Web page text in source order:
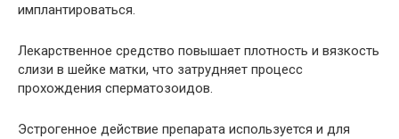
имплантироваться.
Лекарственное средство повышает плотность и вязкость
слизи в шейке матки, что затрудняет процесс
прохождения сперматозоидов.
Эстрогенное действие препарата используется и для